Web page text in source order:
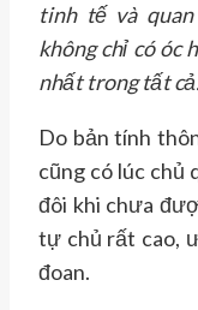
tinh tế và
không chỉ có óc
nhất trong tất
Do bản tính
cũng có lúc chủ
đôi khi chưa
tự chủ rất cao,
đoan.